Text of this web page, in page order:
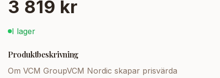
3 819 kr
I lager
Produktbeskrivning
Om VCM GroupVCM Nordic skapar prisvärda